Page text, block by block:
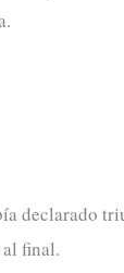
declarado
final.